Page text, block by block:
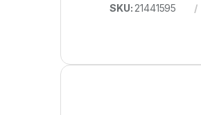
SKU: 21441595